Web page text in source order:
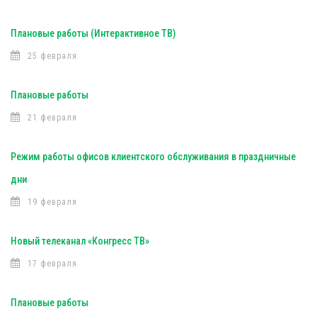
Плановые работы (Интерактивное ТВ)
25 февраля
Плановые работы
21 февраля
Режим работы офисов клиентского обслуживания в праздничные
дни
19 февраля
Новый телеканал «Конгресс ТВ»
17 февраля
Плановые работы